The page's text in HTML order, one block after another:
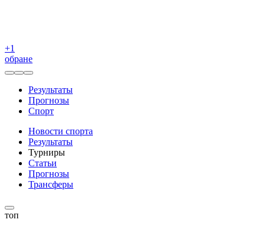
+1
обране
Результаты
Прогнозы
Спорт
Новости спорта
Результаты
Турниры
Статьи
Прогнозы
Трансферы
топ